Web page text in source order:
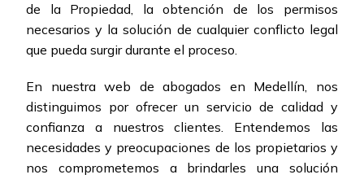
de la Propiedad, la obtención de los permisos
necesarios y la solución de cualquier conflicto legal
que pueda surgir durante el proceso.
En nuestra web de abogados en Medellín, nos
distinguimos por ofrecer un servicio de calidad y
confianza a nuestros clientes. Entendemos las
necesidades y preocupaciones de los propietarios y
nos comprometemos a brindarles una solución